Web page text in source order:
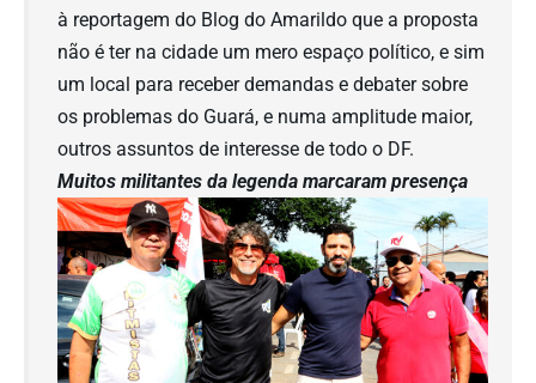
à reportagem do Blog do Amarildo que a proposta
não é ter na cidade um mero espaço político, e sim
um local para receber demandas e debater sobre
os problemas do Guará, e numa amplitude maior,
outros assuntos de interesse de todo o DF.
Muitos militantes da legenda marcaram presença